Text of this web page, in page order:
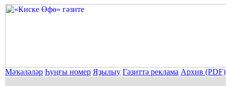
Мәҡәләләр Һуңғы номер Яҙылыу Гәзиттә реклама Архив (PDF)